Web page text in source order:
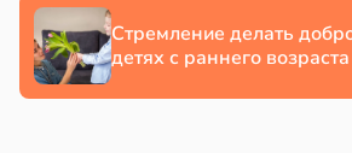
Стремление делать
детях с раннего возраста